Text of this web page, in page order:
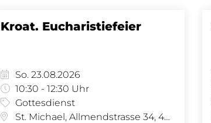
Kroat. Eucharistiefeier
So. 23.08.2026
10:30 - 12:30 Uhr
Gottesdienst
St. Michael, Allmendstrasse 34, 4058 Basel